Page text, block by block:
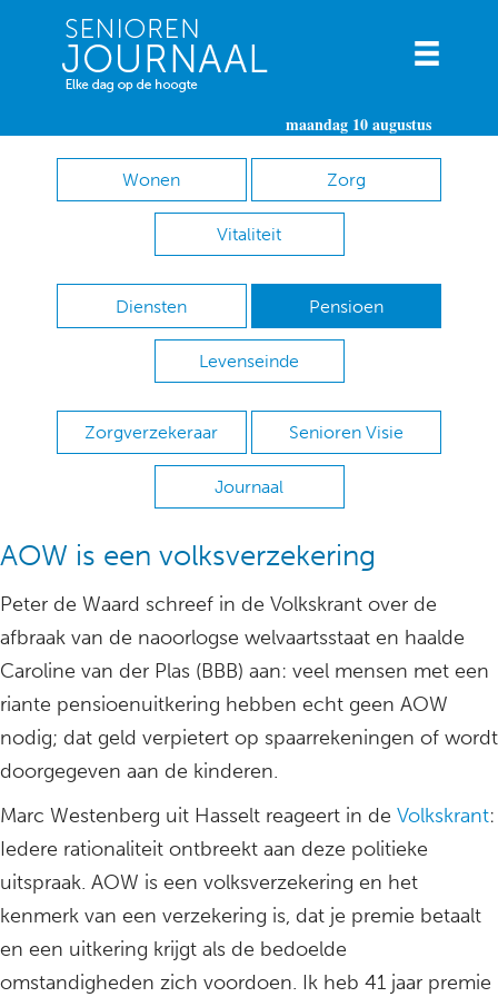
maandag 10 augustus
Wonen Zorg
Vitaliteit
Diensten Pensioen
Levenseinde
Zorgverzekeraar Senioren Visie
Journaal
AOW is een volksverzekering
Peter de Waard schreef in de Volkskrant over de
afbraak van de naoorlogse welvaartsstaat en haalde
Caroline van der Plas (BBB) aan: veel mensen met een
riante pensioenuitkering hebben echt geen AOW
nodig; dat geld verpietert op spaarrekeningen of wordt
doorgegeven aan de kinderen.
Marc Westenberg uit Hasselt reageert in de Volkskrant:
Iedere rationaliteit ontbreekt aan deze politieke
uitspraak. AOW is een volksverzekering en het
kenmerk van een verzekering is, dat je premie betaalt
en een uitkering krijgt als de bedoelde
omstandigheden zich voordoen. Ik heb 41 jaar premie